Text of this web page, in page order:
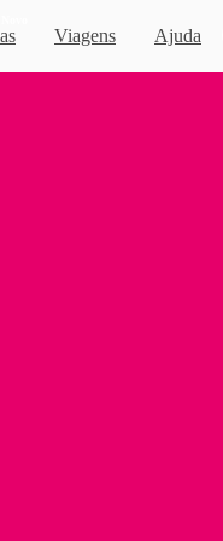
Viagens Ajuda